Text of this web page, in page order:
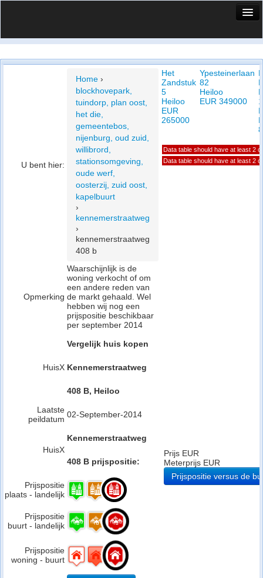
Vergelijk prijsposities - wijk
Cookie beleid
U bent hier:
Home ›
blockhovepark,
tuindorp, plan oost,
het die,
gemeentebos,
nijenburg, oud zuid,
willibrord,
stationsomgeving,
oude werf,
oosterzij, zuid oost,
kapelbuurt
›
kennemerstraatweg
›
kennemerstraatweg
408 b
Opmerking
Waarschijnlijk is de
woning verkocht of om
een andere reden van
de markt gehaald. Wel
hebben wij nog een
prijspositie beschikbaar
per september 2014
HuisX
Vergelijk huis kopen
Kennemerstraatweg
408 B, Heiloo
Laatste
peildatum 02-September-2014
HuisX
Kennemerstraatweg
408 B prijspositie:
Prijspositie
plaats - landelijk
Prijspositie
buurt - landelijk
Prijspositie
woning - buurt
Het
Zandstuk
5
Heiloo
EUR
265000
Ypesteinerlaan
82
Heiloo
EUR 349000
Data table should have at least 2
Data table should have at least 2
Prijs EUR
Meterprijs EUR
Prijspositie versus de